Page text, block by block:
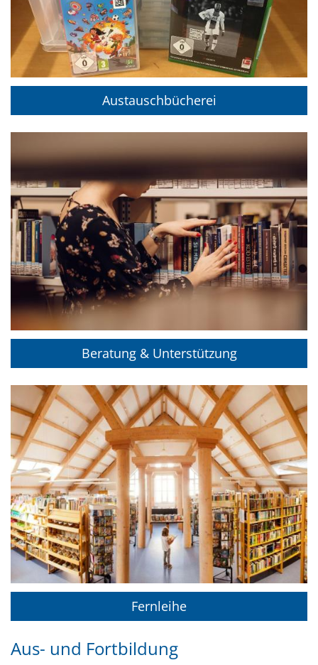
Austauschbücherei
Beratung & Unterstützung
Fernleihe
Aus- und Fortbildung